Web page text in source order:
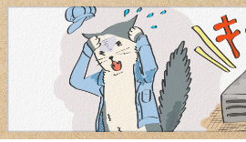
技術情報
イベント・セミナー
取扱メーカー